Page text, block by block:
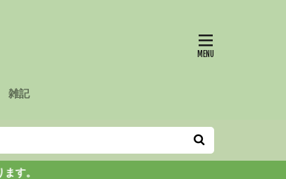
雑記